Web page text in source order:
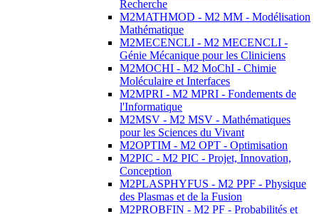
Recherche
M2MATHMOD - M2 MM - Modélisation
Mathématique
M2MECENCLI - M2 MECENCLI -
Génie Mécanique pour les Cliniciens
M2MOCHI - M2 MoChI - Chimie
Moléculaire et Interfaces
M2MPRI - M2 MPRI - Fondements de
l'Informatique
M2MSV - M2 MSV - Mathématiques
pour les Sciences du Vivant
M2OPTIM - M2 OPT - Optimisation
M2PIC - M2 PIC - Projet, Innovation,
Conception
M2PLASPHYFUS - M2 PPF - Physique
des Plasmas et de la Fusion
M2PROBFIN - M2 PF - Probabilités et